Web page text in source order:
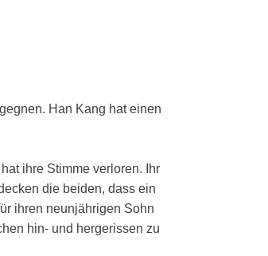
Han Kang hat einen
ihre Stimme verloren. Ihr
die beiden, dass ein
ihren neunjährigen Sohn
hin- und hergerissen zu